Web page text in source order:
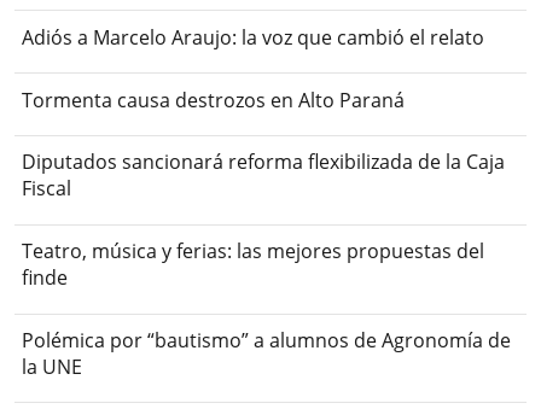
Adiós a Marcelo Araujo: la voz que cambió el relato
Tormenta causa destrozos en Alto Paraná
Diputados sancionará reforma flexibilizada de la Caja
Fiscal
Teatro, música y ferias: las mejores propuestas del
finde
Polémica por “bautismo” a alumnos de Agronomía de
la UNE